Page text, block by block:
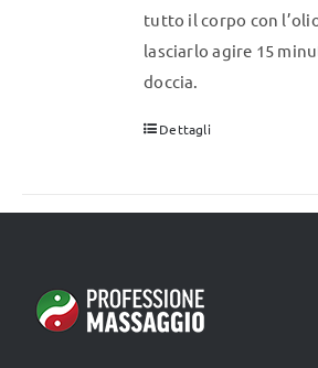
tutto il corpo con
lasciarlo agire 15
doccia.
Dettagli